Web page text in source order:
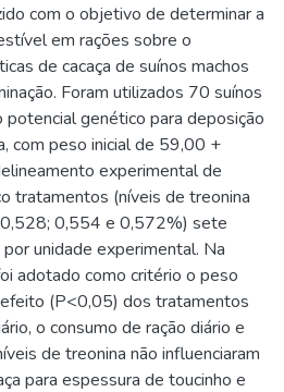
com o objetivo de determinar a
em rações sobre o
de cacaça de suínos machos
Foram utilizados 70 suínos
genético para deposição
com peso inicial de 59,00 +
experimental de
tratamentos (níveis de treonina
0,554 e 0,572%) sete
unidade experimental. Na
adotado como critério o peso
(P<0,05) dos tratamentos
o consumo de ração diário e
de treonina não influenciaram
para espessura de toucinho e